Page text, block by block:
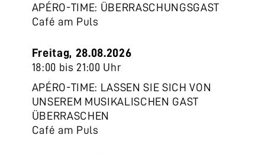
APÉRO-TIME: ÜBERRASCHUNGSGAST
Café am Puls
Freitag, 28.08.2026
18:00 bis 21:00 Uhr
APÉRO-TIME: LASSEN SIE SICH VON
UNSEREM MUSIKALISCHEN GAST
ÜBERRASCHEN
Café am Puls